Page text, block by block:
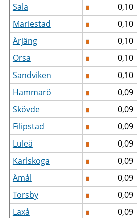
Sala
0,10
Mariestad
0,10
Årjäng
0,10
Orsa
0,10
Sandviken
0,10
Hammarö
0,09
Skövde
0,09
Filipstad
0,09
Luleå
0,09
Karlskoga
0,09
Åmål
0,09
Torsby
0,09
Laxå
0,09